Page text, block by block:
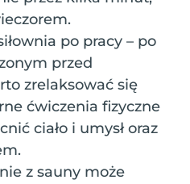
po pracy – po
przed
zrelaksować się
ćwiczenia fizyczne
ciało i umysł oraz
z sauny może